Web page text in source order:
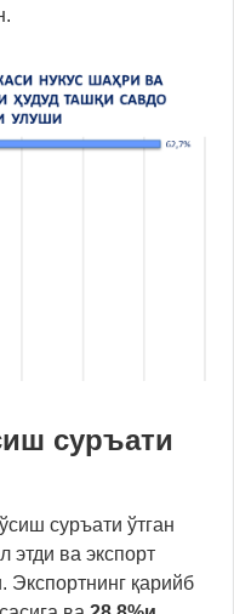
суръати
суръати ўтган
этди ва экспорт
Экспортнинг қарийб